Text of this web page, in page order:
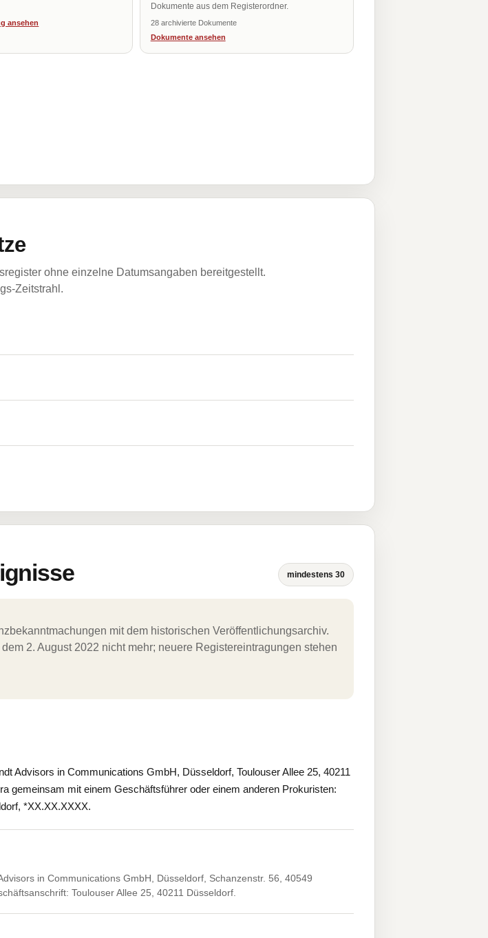
ansehen
Dokumente aus dem Registerordner.
28 archivierte Dokumente
Dokumente ansehen
ohne einzelne Datumsangaben bereitgestellt.
Zeitstrahl.
mindestens 30
mit dem historischen Veröffentlichungsarchiv.
2. August 2022 nicht mehr; neuere Registereintragungen stehen
Advisors in Communications GmbH, Düsseldorf, Toulouser Allee 25, 40211
gemeinsam mit einem Geschäftsführer oder einem anderen Prokuristen:
*XX.XX.XXXX.
in Communications GmbH, Düsseldorf, Schanzenstr. 56, 40549
Toulouser Allee 25, 40211 Düsseldorf.